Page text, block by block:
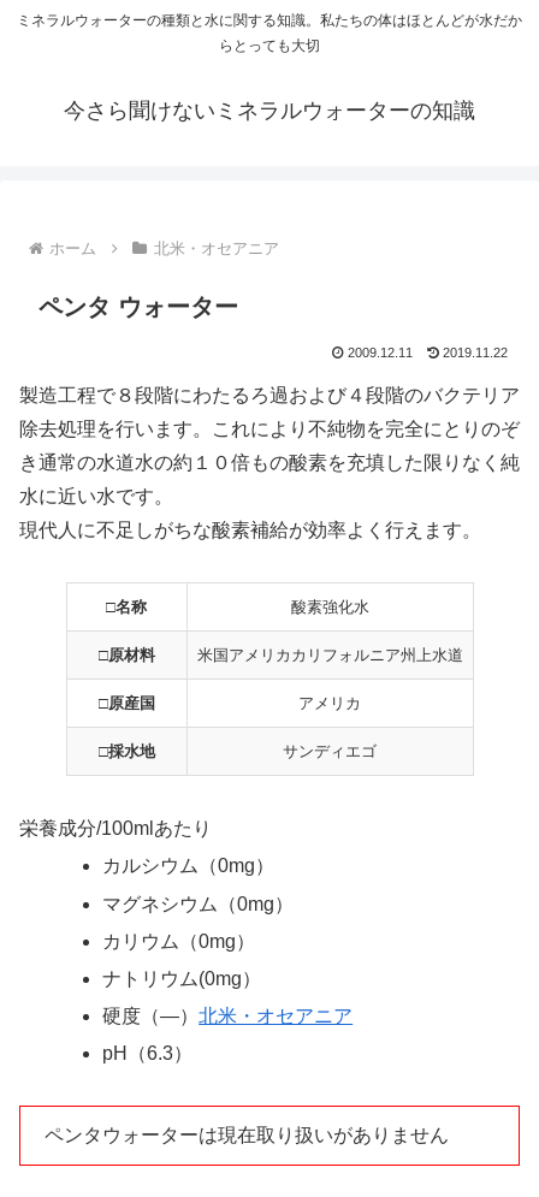
ミネラルウォーターの種類と水に関する知識。私たちの体はほとんどが水だか
らとっても大切
今さら聞けないミネラルウォーターの知識
ホーム 北米・オセアニア
ペンタ ウォーター
2009.12.11 2019.11.22
製造工程で８段階にわたるろ過および４段階のバクテリア
除去処理を行います。これにより不純物を完全にとりのぞ
き通常の水道水の約１０倍もの酸素を充填した限りなく純
水に近い水です。
現代人に不足しがちな酸素補給が効率よく行えます。
□名称 酸素強化水
□原材料 米国アメリカカリフォルニア州上水道
□原産国 アメリカ
□採水地 サンディエゴ
栄養成分/100mlあたり
カルシウム（0mg）
マグネシウム（0mg）
カリウム（0mg）
ナトリウム(0mg）
硬度（—）北米・オセアニア
pH（6.3）
ペンタウォーターは現在取り扱いがありません